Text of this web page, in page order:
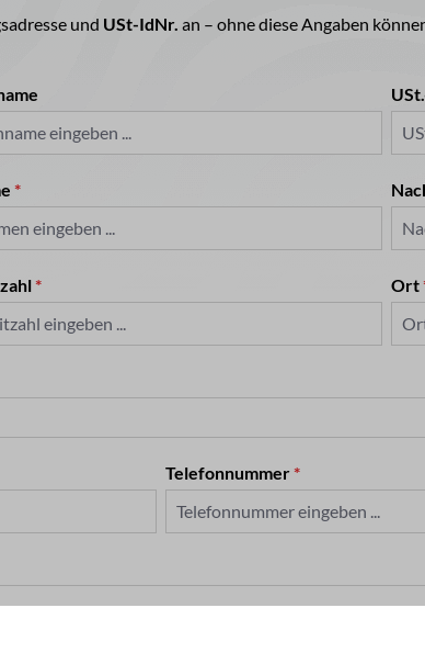
und USt-IdNr. an – ohne diese Angaben
*
* Ort
Telefonnummer*